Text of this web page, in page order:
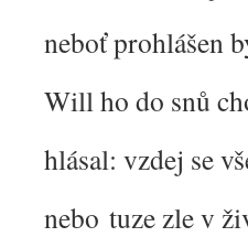
neboť prohlášen
Will ho do snů
hlásal: vzdej se
nebo tuze zle v